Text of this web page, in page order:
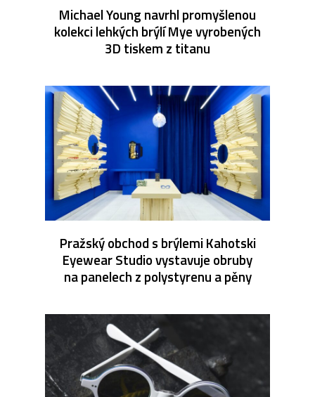
Michael Young navrhl promyšlenou
kolekci lehkých brýlí Mye vyrobených
3D tiskem z titanu
Pražský obchod s brýlemi Kahotski
Eyewear Studio vystavuje obruby
na panelech z polystyrenu a pěny